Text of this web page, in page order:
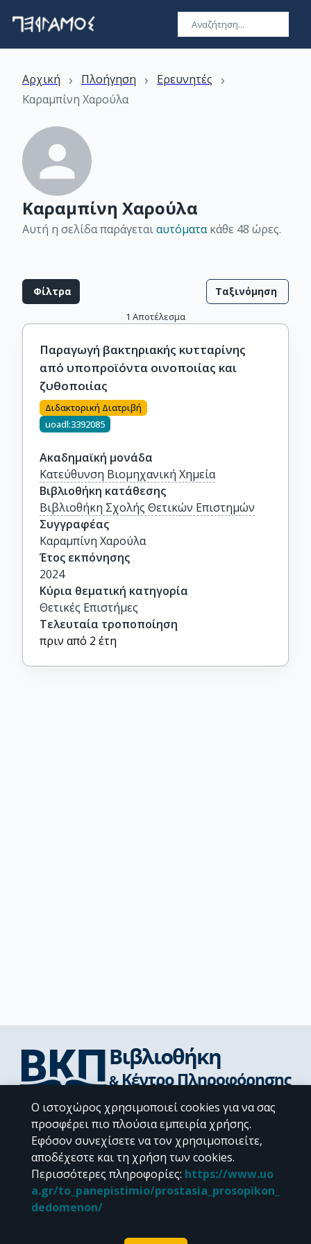
Αρχική › Πλοήγηση › Ερευνητές ›
Καραμπίνη Χαρούλα
Καραμπίνη Χαρούλα
Αυτή η σελίδα παράγεταιαυτόματακάθε 48 ώρες.
Φίλτρα Ταξινόμηση
1 Αποτέλεσμα
Παραγωγή βακτηριακής κυτταρίνης
από υποπροϊόντα οινοποιίας και
ζυθοποιίας
Διδακτορική Διατριβή
uoadl:3392085
Ακαδημαϊκή μονάδα
Κατεύθυνση Βιομηχανική Χημεία
Βιβλιοθήκη κατάθεσης
Βιβλιοθήκη Σχολής Θετικών Επιστημών
Συγγραφέας
Καραμπίνη Χαρούλα
Έτος εκπόνησης
2024
Κύρια θεματική κατηγορία
Θετικές Επιστήμες
Τελευταία τροποποίηση
πριν από 2 έτη
Διεύθυνση Βιβλιοθήκης & Κέντρου Πληροφόρησης
Βιβλιοθήκες Σχολών του ΕΚΠΑ
Υπολογιστικό Κέντρο Βιβλιοθηκών
Επικοινωνία / Helpdesk
Ο ιστοχώρος χρησιμοποιεί cookies για να σας
προσφέρει πιο πλούσια εμπειρία χρήσης.
Εφόσον συνεχίσετε να τον χρησιμοποιείτε,
αποδέχεστε και τη χρήση των cookies.
Περισσότερες πληροφορίες: https://www.uo
a.gr/to_panepistimio/prostasia_prosopikon_
dedomenon/